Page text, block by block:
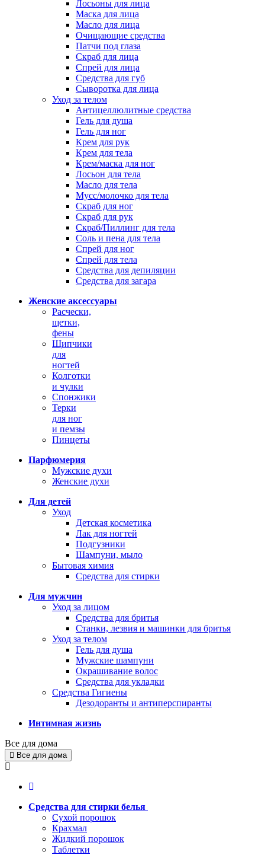
Лосьоны для лица
Маска для лица
Масло для лица
Очищающие средства
Патчи под глаза
Скраб для лица
Спрей для лица
Средства для губ
Сыворотка для лица
Уход за телом
Антицеллюлитные средства
Гель для душа
Гель для ног
Крем для рук
Крем для тела
Крем/маска для ног
Лосьон для тела
Масло для тела
Мусс/молочко для тела
Скраб для ног
Скраб для рук
Скраб/Пиллинг для тела
Соль и пена для тела
Спрей для ног
Спрей для тела
Средства для депиляции
Средства для загара
Женские аксессуары
Расчески,
щетки,
фены
Щипчики
для
ногтей
Колготки
и чулки
Спонжики
Терки
для ног
и пемзы
Пинцеты
Парфюмерия
Мужские духи
Женские духи
Для детей
Уход
Детская косметика
Лак для ногтей
Подгузники
Шампуни, мыло
Бытовая химия
Средства для стирки
Для мужчин
Уход за лицом
Средства для бритья
Станки, лезвия и машинки для бритья
Уход за телом
Гель для душа
Мужские шампуни
Окрашивание волос
Средства для укладки
Средства Гигиены
Дезодоранты и антиперспиранты
Интимная жизнь
Все для дома
Все для дома
Средства для стирки белья
Сухой порошок
Крахмал
Жидкий порошок
Таблетки